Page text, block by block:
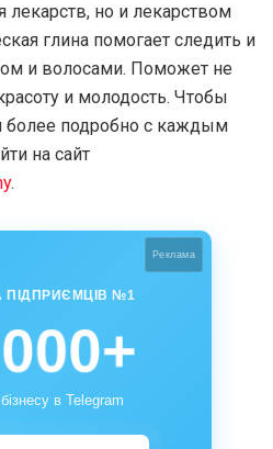
но и лекарством
глина помогает следить и
и волосами. Поможет не
и молодость. Чтобы
более подробно с каждым
на сайт
.
Реклама
ПІДПРИЄМЦІВ №1
в Telegram